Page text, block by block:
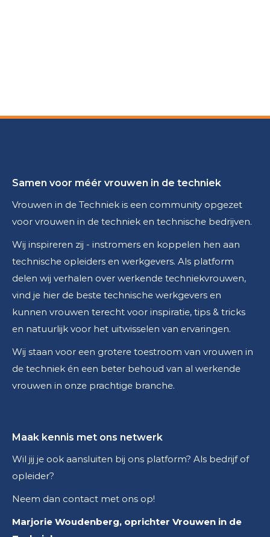
Samen voor méér vrouwen in de techniek
Vrouwen in de Techniek is een community opgezet
voor vrouwen in de techniek en technische bedrijven.
Wij inspireren zij - instromers en koppelen hen aan
technische opleiders en werkgevers. Als platform
delen wij verhalen over werkende techniekvrouwen,
vind je hier de beste technische werkgevers en
kunnen vrouwen terecht voor inspiratie, tips & tricks
en natuurlijk voor het uitwisselen van ervaringen.
Wij staan voor een grotere toestroom van vrouwen in
de techniek én een beter behoud van al werkende
vrouwen in onze prachtige branche.
Maak kennis met ons netwerk
Wil jij je ook aansluiten bij ons platform? Als bedrijf of
opleider?
Neem dan contact met ons op!
Marjorie Woudenberg, oprichter Vrouwen in de